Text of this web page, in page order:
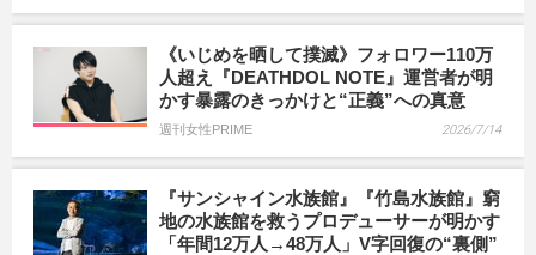
《いじめを晒して撲滅》フォロワー110万
人超え『DEATHDOL NOTE』運営者が明
かす暴露のきっかけと“正義”への真意
週刊女性PRIME 2026/7/14
『サンシャイン水族館』『竹島水族館』窮
地の水族館を救うプロデューサーが明かす
「年間12万人→48万人」V字回復の“裏側”